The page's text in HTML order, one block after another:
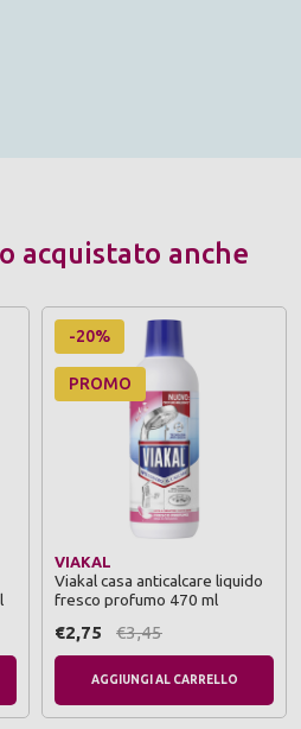
acquistato anche
-20%
PROMO
VIAKAL
Viakal casa anticalcare liquido
fresco profumo 470 ml
€2,75 €3,45
AGGIUNGI AL CARRELLO